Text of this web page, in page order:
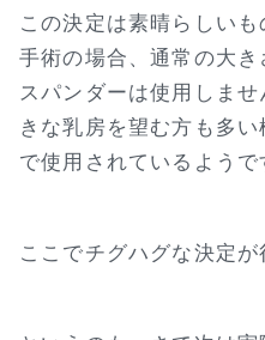
この決定は素晴らしい
手術の場合、通常の大
スパンダーは使用しま
きな乳房を望む方も多
で使用されているようで
ここでチグハグな決定が